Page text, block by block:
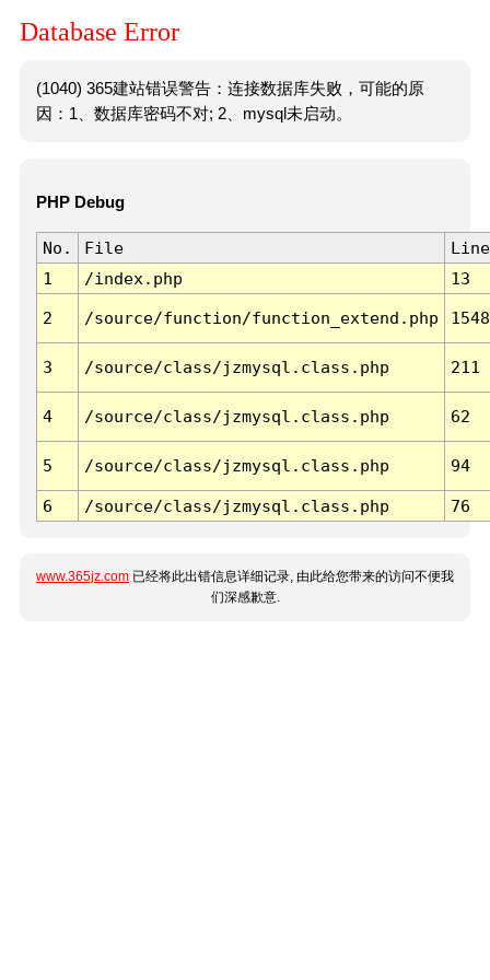
Database Error
(1040) 365建站错误警告：连接数据库失败，可能的原
因：1、数据库密码不对; 2、mysql未启动。
PHP Debug
No. File
Line
1
/index.php 13
2 /source/function/function_extend.php 1548
3 /source/class/jzmysql.class.php 211
4 /source/class/jzmysql.class.php 62
5 /source/class/jzmysql.class.php 94
6 /source/class/jzmysql.class.php 76
www.365jz.com 已经将此出错信息详细记录, 由此给您带来的访问不便我
们深感歉意.